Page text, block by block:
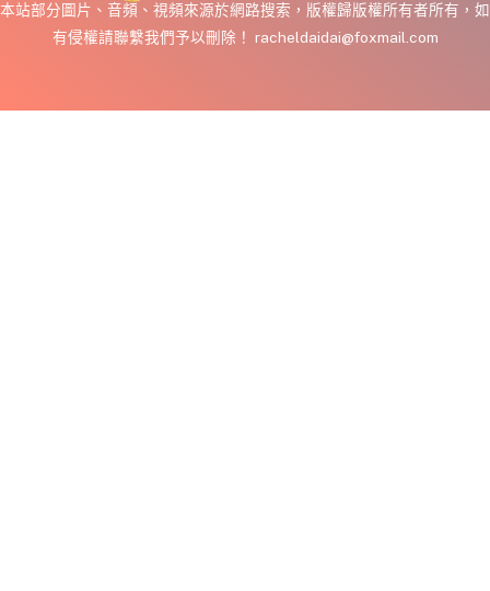
本站部分圖片、音頻、視頻來源於網路搜索，版權歸版權所有者所有，如
有侵權請聯繫我們予以刪除！ racheldaidai@foxmail.com